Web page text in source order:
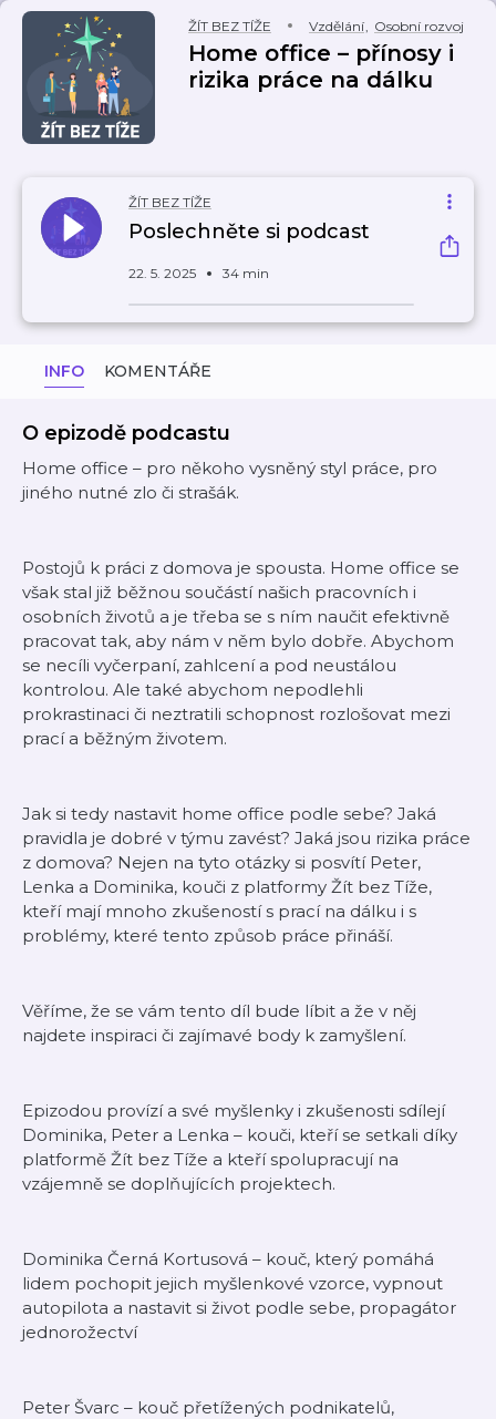
ŽÍT BEZ TÍŽE Vzdělání, Osobní rozvoj
Home office – přínosy i
rizika práce na dálku
ŽÍT BEZ TÍŽE
Poslechněte si podcast
22. 5. 2025 34 min
INFO KOMENTÁŘE
O epizodě podcastu
Home office – pro někoho vysněný styl práce, pro
jiného nutné zlo či strašák.
Postojů k práci z domova je spousta. Home office se
však stal již běžnou součástí našich pracovních i
osobních životů a je třeba se s ním naučit efektivně
pracovat tak, aby nám v něm bylo dobře. Abychom
se necíli vyčerpaní, zahlcení a pod neustálou
kontrolou. Ale také abychom nepodlehli
prokrastinaci či neztratili schopnost rozlošovat mezi
prací a běžným životem.
Jak si tedy nastavit home office podle sebe? Jaká
pravidla je dobré v týmu zavést? Jaká jsou rizika práce
z domova? Nejen na tyto otázky si posvítí Peter,
Lenka a Dominika, kouči z platformy Žít bez Tíže,
kteří mají mnoho zkušeností s prací na dálku i s
problémy, které tento způsob práce přináší.
Věříme, že se vám tento díl bude líbit a že v něj
najdete inspiraci či zajímavé body k zamyšlení.
Epizodou provízí a své myšlenky i zkušenosti sdílejí
Dominika, Peter a Lenka – kouči, kteří se setkali díky
platformě Žít bez Tíže a kteří spolupracují na
vzájemně se doplňujících projektech.
Dominika Černá Kortusová – kouč, který pomáhá
lidem pochopit jejich myšlenkové vzorce, vypnout
autopilota a nastavit si život podle sebe, propagátor
jednorožectví
Peter Švarc – kouč přetížených podnikatelů,